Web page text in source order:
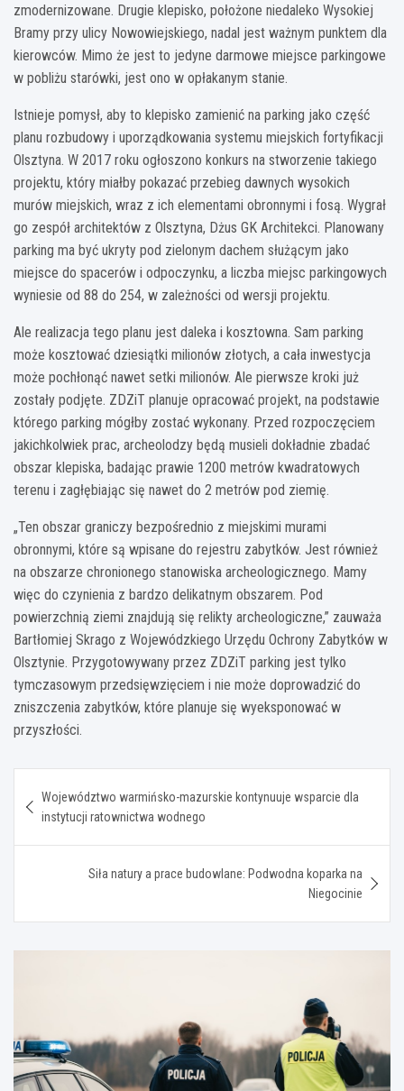
zmodernizowane. Drugie klepisko, położone niedaleko Wysokiej
Bramy przy ulicy Nowowiejskiego, nadal jest ważnym punktem dla
kierowców. Mimo że jest to jedyne darmowe miejsce parkingowe
w pobliżu starówki, jest ono w opłakanym stanie.
Istnieje pomysł, aby to klepisko zamienić na parking jako część
planu rozbudowy i uporządkowania systemu miejskich fortyfikacji
Olsztyna. W 2017 roku ogłoszono konkurs na stworzenie takiego
projektu, który miałby pokazać przebieg dawnych wysokich
murów miejskich, wraz z ich elementami obronnymi i fosą. Wygrał
go zespół architektów z Olsztyna, Dżus GK Architekci. Planowany
parking ma być ukryty pod zielonym dachem służącym jako
miejsce do spacerów i odpoczynku, a liczba miejsc parkingowych
wyniesie od 88 do 254, w zależności od wersji projektu.
Ale realizacja tego planu jest daleka i kosztowna. Sam parking
może kosztować dziesiątki milionów złotych, a cała inwestycja
może pochłonąć nawet setki milionów. Ale pierwsze kroki już
zostały podjęte. ZDZiT planuje opracować projekt, na podstawie
którego parking mógłby zostać wykonany. Przed rozpoczęciem
jakichkolwiek prac, archeolodzy będą musieli dokładnie zbadać
obszar klepiska, badając prawie 1200 metrów kwadratowych
terenu i zagłębiając się nawet do 2 metrów pod ziemię.
„Ten obszar graniczy bezpośrednio z miejskimi murami
obronnymi, które są wpisane do rejestru zabytków. Jest również
na obszarze chronionego stanowiska archeologicznego. Mamy
więc do czynienia z bardzo delikatnym obszarem. Pod
powierzchnią ziemi znajdują się relikty archeologiczne,” zauważa
Bartłomiej Skrago z Wojewódzkiego Urzędu Ochrony Zabytków w
Olsztynie. Przygotowywany przez ZDZiT parking jest tylko
tymczasowym przedsięwzięciem i nie może doprowadzić do
zniszczenia zabytków, które planuje się wyeksponować w
przyszłości.
wpisu
Województwo warmińsko-mazurskie kontynuuje wsparcie dla
instytucji ratownictwa wodnego
Siła natury a prace budowlane: Podwodna koparka na
Niegocinie